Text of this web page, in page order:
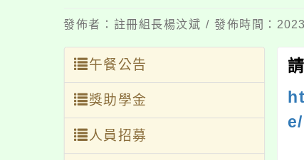
發佈者：註冊組長楊汶斌 / 發佈時間：
午餐公告
獎助學金
人員招募